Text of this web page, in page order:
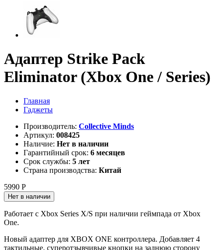
Адаптер Strike Pack
Eliminator (Xbox One / Series)
Главная
Гаджеты
Производитель: Collective Minds
Артикул: 008425
Наличие: Нет в наличии
Гарантийный срок: 6 месяцев
Срок службы: 5 лет
Страна производства: Китай
5990 Р
Нет в наличии
Работает с Xbox Series X/S при наличии геймпада от Xbox
One.
Новый адаптер для XBOX ONE контроллера. Добавляет 4
тактильные, суперотзывчивые кнопки на заднюю сторону